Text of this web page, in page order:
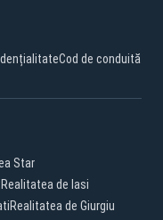
Cod de conduită
Star
Realitatea de Iasi
Realitatea de Giurgiu